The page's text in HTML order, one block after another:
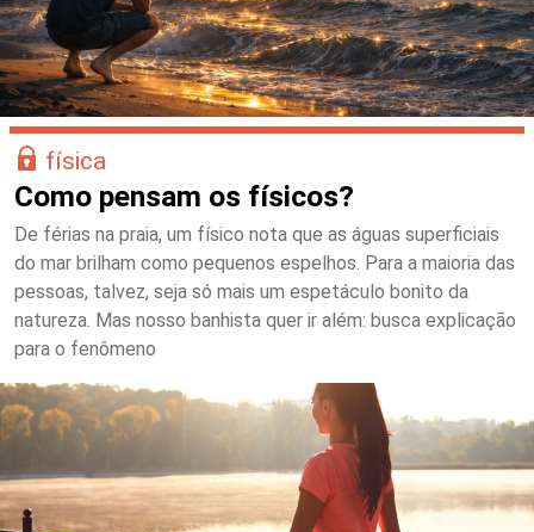
física
Como pensam os físicos?
De férias na praia, um físico nota que as águas superficiais
do mar brilham como pequenos espelhos. Para a maioria das
pessoas, talvez, seja só mais um espetáculo bonito da
natureza. Mas nosso banhista quer ir além: busca explicação
para o fenômeno